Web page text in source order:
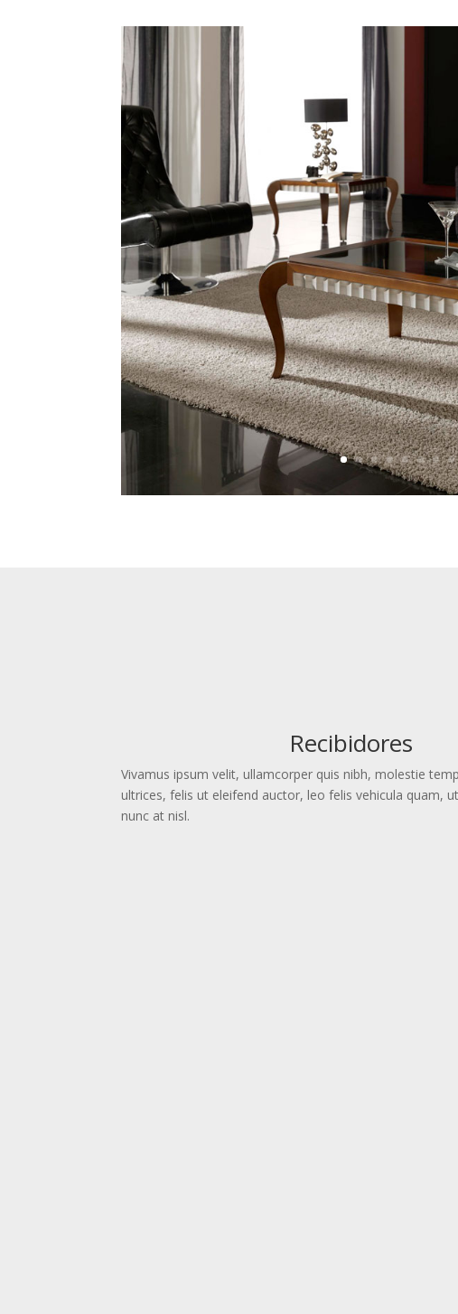
Recibidores
Vivamus ipsum velit, ullamcorper quis nibh, molestie
ultrices, felis ut eleifend auctor, leo felis vehicula quam,
nunc at nisl.